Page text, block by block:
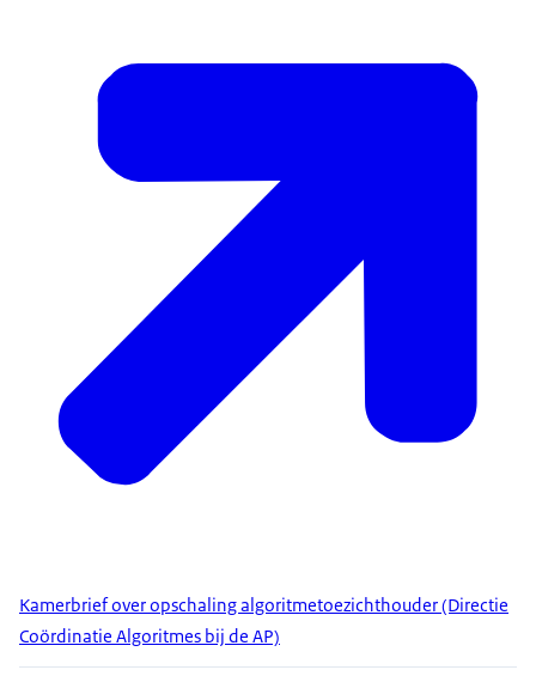
Kamerbrief over opschaling algoritmetoezichthouder (Directie
Coördinatie Algoritmes bij de AP)